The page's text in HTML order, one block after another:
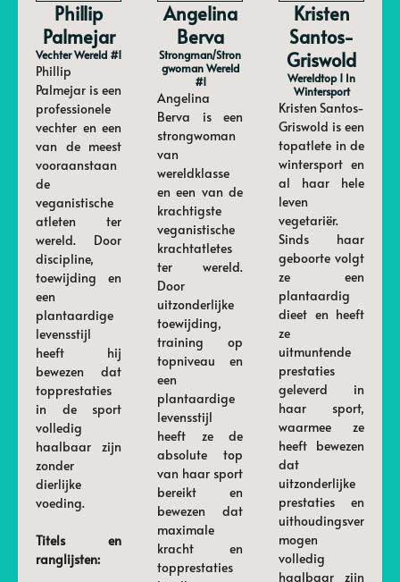
Phillip
Palmejar
Vechter Wereld #1
Phillip
Palmejar is een
professionele
vechter en een
van de meest
vooraanstaan
de
veganistische
atleten ter
wereld. Door
discipline,
toewijding en
een
plantaardige
levensstijl
heeft hij
bewezen dat
topprestaties
in de sport
volledig
haalbaar zijn
zonder
dierlijke
voeding.
Titels en
ranglijsten:
Angelina
Berva
Strongman/stron
Gwoman Wereld
#1
Angelina
Berva is een
strongwoman
van
wereldklasse
en een van de
krachtigste
veganistische
krachtatletes
ter wereld.
Door
uitzonderlijke
toewijding,
training op
topniveau en
een
plantaardige
levensstijl
heeft ze de
absolute top
van haar sport
bereikt en
bewezen dat
maximale
kracht en
topprestaties
Kristen
Santos-
Griswold
Wereldtop 1 In
Wintersport
Kristen Santos-
Griswold is een
topatlete in de
wintersport en
al haar hele
leven
vegetariër.
Sinds haar
geboorte volgt
ze een
plantaardig
dieet en heeft
ze
uitmuntende
prestaties
geleverd in
haar sport,
waarmee ze
heeft bewezen
dat
uitzonderlijke
prestaties en
uithoudingsver
mogen
volledig
haalbaar zijn